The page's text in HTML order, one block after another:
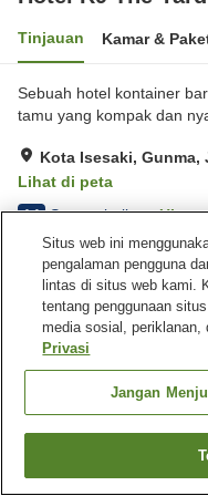
Tinjauan Kamar &
Sebuah hotel kontainer
tamu yang kompak dan
Kota Isesaki, Gunma,
Lihat di peta
4.1 Sangat baik
Fasilitas properti
Tempat parkir
Laundry berbayar
Jepang
Hotel R9 The Yard Isesaki
Situs web ini
pengalaman pengguna
lintas di situs web kami.
tentang penggunaan
media sosial, periklanan,
Privasi
Jangan